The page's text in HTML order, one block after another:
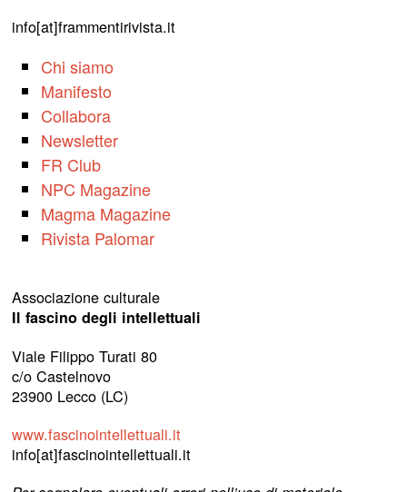
info[at]frammentirivista.it
Chi siamo
Manifesto
Collabora
Newsletter
FR Club
NPC Magazine
Magma Magazine
Rivista Palomar
Associazione culturale
Il fascino degli intellettuali
Viale Filippo Turati 80
c/o Castelnovo
23900 Lecco (LC)
www.fascinointellettuali.it
info[at]fascinointellettuali.it